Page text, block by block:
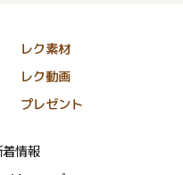
レク素材
レク動画
プレゼント
着情報